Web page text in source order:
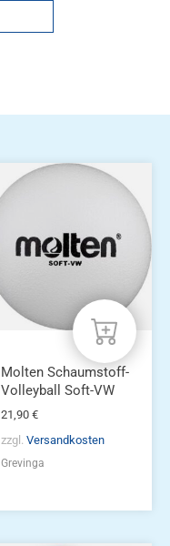
Molten Schaumstoff-
Volleyball Soft-VW
21,90 €
zzgl. Versandkosten
Grevinga